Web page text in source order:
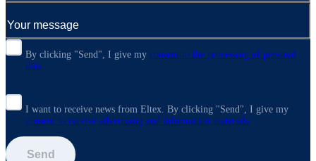
By clicking "Send", I give my consent to the processing of personal
data
I want to receive news from Eltex. By clicking "Send", I give my
consent to receive advertising and information materials
Send